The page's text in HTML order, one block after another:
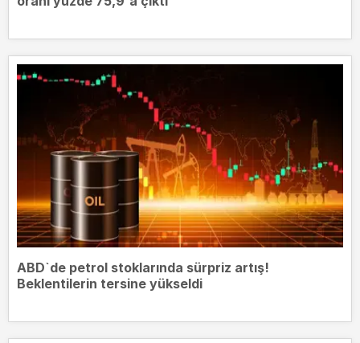
ABD`de petrol stoklarında sürpriz artış!
Beklentilerin tersine yükseldi